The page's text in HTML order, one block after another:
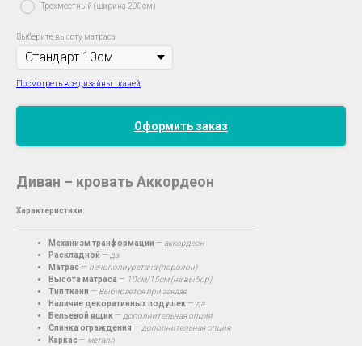
Трехместный (ширина 200см)
Выберите высоту матраса
Посмотреть все дизайны тканей
Оформить заказ
Диван – кровать Аккордеон
Характеристики:
Механизм транформации — аккордеон
Раскладной — да
Матрас — пенополиуретана (поролон)
Высота матраса — 10см/15см (на выбор)
Тип ткани — Выбирается при заказе
Наличие декоративных подушек — да
Бельевой ящик — дополнительная опция
Спинка ограждения — дополнительная опция
Каркас — металл